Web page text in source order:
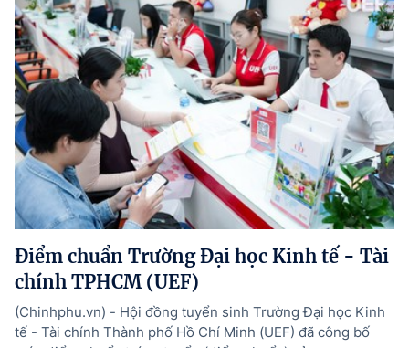
Điểm chuẩn Trường Đại học Kinh tế - Tài
chính TPHCM (UEF)
(Chinhphu.vn) - Hội đồng tuyển sinh Trường Đại học Kinh
tế - Tài chính Thành phố Hồ Chí Minh (UEF) đã công bố